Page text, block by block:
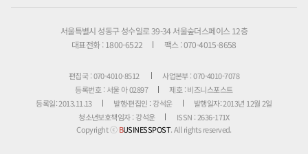
서울특별시 성동구 성수일로 39-34 서울숲더스페이스 12층
대표전화 : 1800-6522
팩스 : 070-4015-8658
편집국 : 070-4010-8512
사업본부 : 070-4010-7078
등록번호 : 서울 아 02897
제호 : 비즈니스포스트
등록일: 2013.11.13
발행·편집인 : 강석운
발행일자: 2013년 12월 2일
청소년보호책임자 : 강석운
ISSN : 2636-171X
Copyright ⓒBUSINESSPOST. All rights reserved.